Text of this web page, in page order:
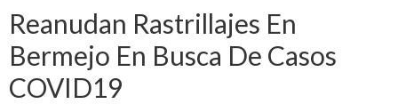
Reanudan Rastrillajes En
Bermejo En Busca De Casos
COVID19